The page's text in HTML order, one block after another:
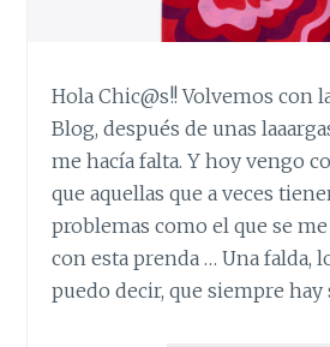
Hola Chic@s!! Volvemos con
Blog, después de unas
me hacía falta. Y hoy vengo
que aquellas que a veces
problemas como el que se
con esta prenda … Una falda,
puedo decir, que siempre hay